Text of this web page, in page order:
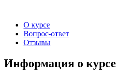
О курсе
Вопрос-ответ
Отзывы
Информация о курсе